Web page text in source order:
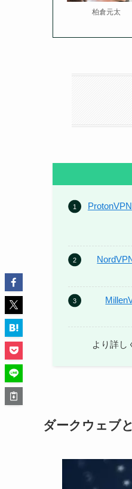
柏倉元太
ProtonVPN
より詳し
ダークウェブ